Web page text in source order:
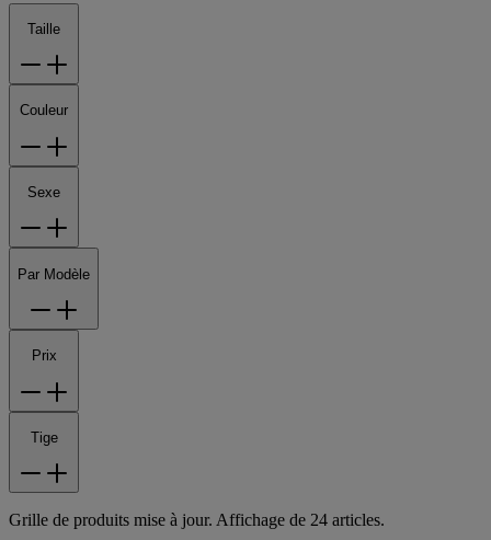
Taille
Couleur
Sexe
Par Modèle
Prix
Tige
Grille de produits mise à jour. Affichage de 24 articles.